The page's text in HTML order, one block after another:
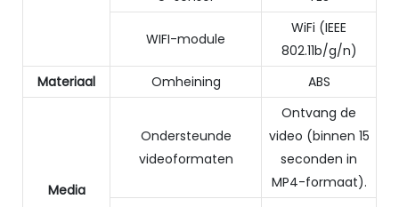
WIFI-module
WiFi (IEEE
802.11b/g/n)
Materiaal
Omheining ABS
Media
Ondersteunde
videoformaten
Ontvang de
video (binnen 15
seconden in
MP4-formaat).